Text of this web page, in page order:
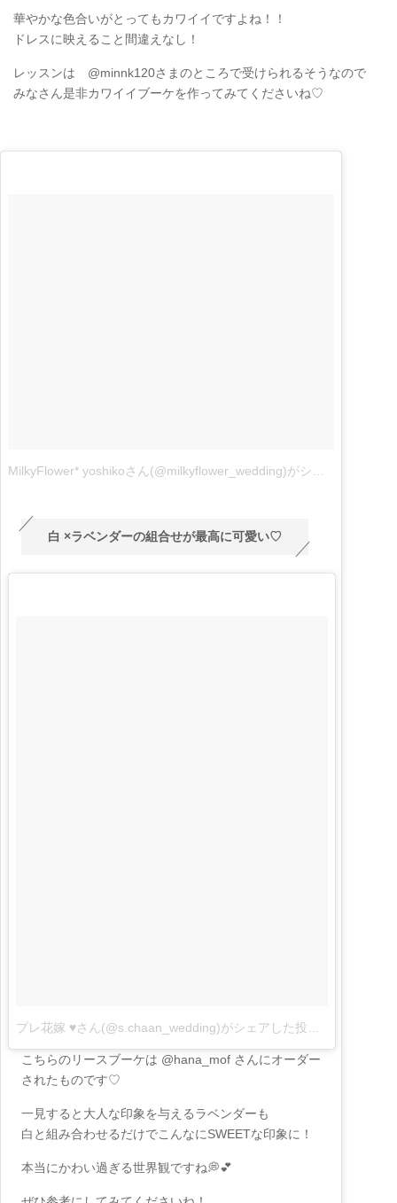
華やかな色合いがとってもカワイイですよね！！
ドレスに映えること間違えなし︎！
レッスンは @minnk120さまのところで受けられるそうなので
みなさん是非カワイイブーケを作ってみてくださいね♡
白 ×ラベンダーの組合せが最高に可愛い♡
こちらのリースブーケは @hana_mof さんにオーダー
されたものです♡
一見すると大人な印象を与えるラベンダーも
白と組み合わせるだけでこんなにSWEETな印象に！
本当にかわい過ぎる世界観ですね💭💕